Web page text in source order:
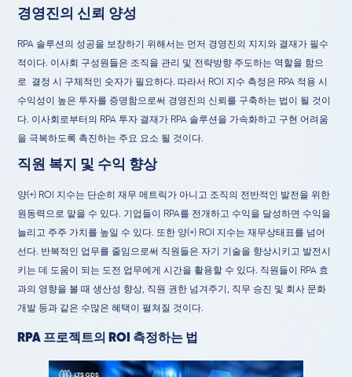
경영진의 신뢰 양성
RPA 솔루션의 성공을 보장하기 위해서는 먼저 경영진의 지지와 결재가 필수
적이다. 이사회 구성원들은 조직을 관리 및 전략방향 주도하는 역할을 함으
로 결정 시 구체적인 숫자가 필요하다. 따라서 ROI 지수 측정은 RPA 적용 시
수익성이 높은 투자를 증명함으로써 경영진의 신뢰를 구축하는 법이 될 것이
다. 이사회로부터의 RPA 투자 결재가 RPA 솔루션을 가속화하고 구현 어려움
을 극복하도록 촉진하는 주요 요소 될 것이다.
직원 복지 및 수익 향상
양(+) ROI 지수는 단순히 재무 메트릭가 아니고 조직의 전반적인 발전을 위한
원동력으로 맡을 수 있다. 기업들이 RPA를 전개하고 수익을 달성하면 수익을
늘리고 주주 가치를 높일 수 있다. 또한 양(+) ROI 지수는 재무상태표를 넘어
선다. 반복적인 업무를 줄임으로써 직원들은 자기 기술을 향상시키고 발전시
키는 데 도움이 되는 도전 업무에게 시간을 활용할 수 있다. 직원들이 RPA 효
과의 영향을 볼 때 생산성 향상, 직원 권한 넘겨주기, 직무 승진 및 회사 문화
개발 등과 같은 수많은 혜택이 펼쳐질 것이다.
RPA 프로젝트의 ROI 측정하는 법